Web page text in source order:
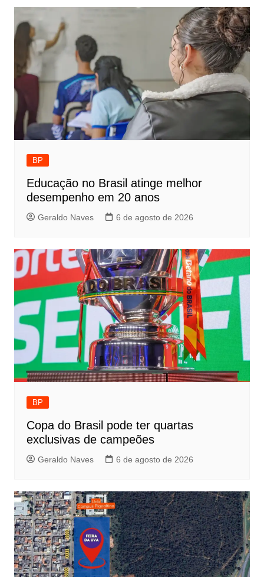
BP
Educação no Brasil atinge melhor
desempenho em 20 anos
Geraldo Naves 6 de agosto de 2026
BP
Copa do Brasil pode ter quartas
exclusivas de campeões
Geraldo Naves 6 de agosto de 2026